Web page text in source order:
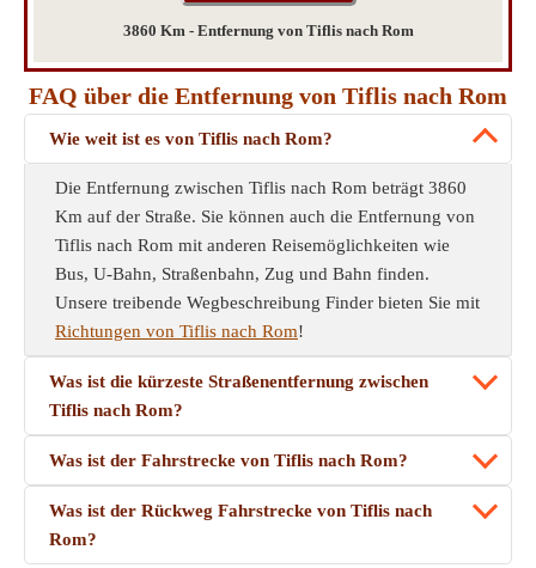
3860 Km - Entfernung von Tiflis nach Rom
FAQ über die Entfernung von Tiflis nach Rom
Wie weit ist es von Tiflis nach Rom?
Die Entfernung zwischen Tiflis nach Rom beträgt 3860
Km auf der Straße. Sie können auch die Entfernung von
Tiflis nach Rom mit anderen Reisemöglichkeiten wie
Bus, U-Bahn, Straßenbahn, Zug und Bahn finden.
Unsere treibende Wegbeschreibung Finder bieten Sie mit
Richtungen von Tiflis nach Rom!
Was ist die kürzeste Straßenentfernung zwischen
Tiflis nach Rom?
Was ist der Fahrstrecke von Tiflis nach Rom?
Was ist der Rückweg Fahrstrecke von Tiflis nach
Rom?